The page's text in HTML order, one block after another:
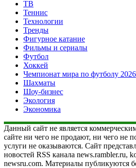
ТВ
Теннис
Технологии
Тренды
Фигурное катание
Фильмы и сериалы
Футбол
Хоккей
Чемпионат мира по футболу 2026
Шахматы
Шоу-бизнес
Экология
Экономика
Данный сайт не является
сайте ни чего не продают, ни чего не
услуги не оказываются. Сайт
новостей RSS канала news.rambler.ru,
newsru.com. Материалы публикуются